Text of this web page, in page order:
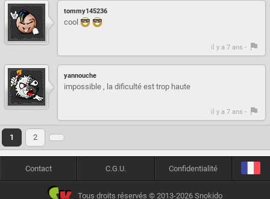
tommy145236
cool
il y a 7 ans -
yannouche
impossible , la dificulté est trop haute
il y a 7 ans -
1 2
Contact C.G.U. Confidentialité
Tous droits réservés © 2013-2026 Snokido